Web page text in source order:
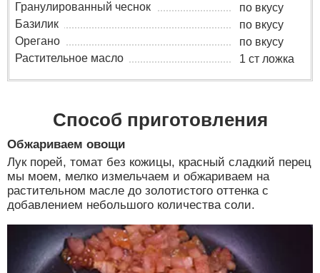
Гранулированный чеснок
по вкусу
Базилик
по вкусу
Орегано
по вкусу
Растительное масло
1 ст ложка
Способ приготовления
Обжариваем овощи
Лук порей, томат без кожицы, красный сладкий перец
мы моем, мелко измельчаем и обжариваем на
растительном масле до золотистого оттенка с
добавлением небольшого количества соли.